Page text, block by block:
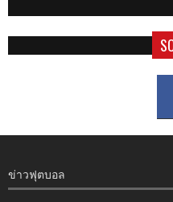
ข่าวฟุตบอล